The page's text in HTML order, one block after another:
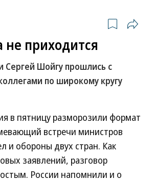
не приходится
Сергей Шойгу прошлись с
по широкому кругу
в пятницу разморозили формат
встречи министров
и обороны двух стран. Как
заявлений, разговор
России напомнили и о